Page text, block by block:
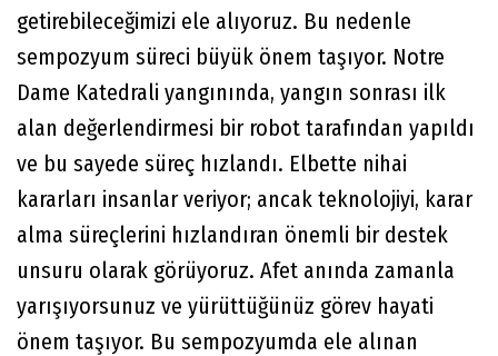
getirebileceğimizi ele alıyoruz. Bu nedenle
sempozyum süreci büyük önem taşıyor. Notre
Dame Katedrali yangınında, yangın sonrası ilk
alan değerlendirmesi bir robot tarafından yapıldı
ve bu sayede süreç hızlandı. Elbette nihai
kararları insanlar veriyor; ancak teknolojiyi, karar
alma süreçlerini hızlandıran önemli bir destek
unsuru olarak görüyoruz. Afet anında zamanla
yarışıyorsunuz ve yürüttüğünüz görev hayati
önem taşıyor. Bu sempozyumda ele alınan